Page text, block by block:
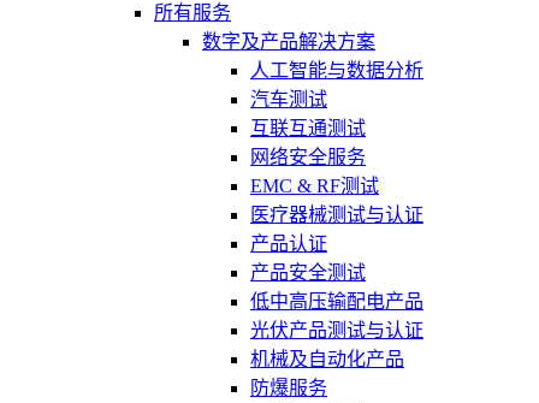
所有服务
数字及产品解决方案
人工智能与数据分析
汽车测试
互联互通测试
网络安全服务
EMC & RF测试
医疗器械测试与认证
产品认证
产品安全测试
低中高压输配电产品
光伏产品测试与认证
机械及自动化产品
防爆服务